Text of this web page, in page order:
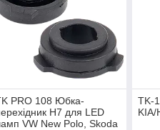
PRO 108 Юбка-
H7 для LED
VW New Polo, Skoda
TK-
KIA/